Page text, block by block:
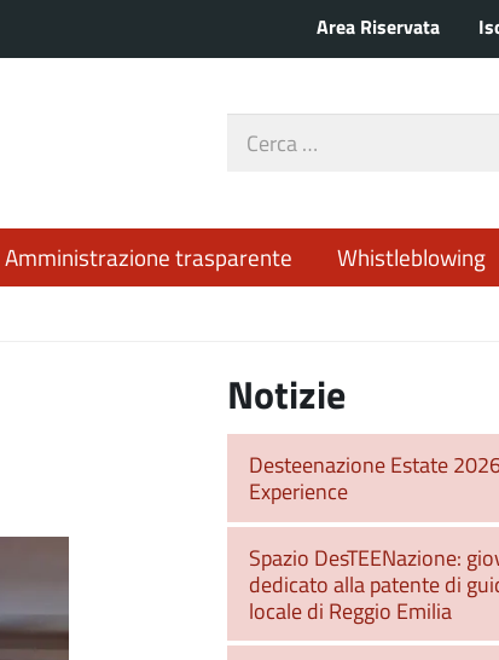
Area Riservata
Cerca
Amministrazione trasparente Whistleblowing
Notizie
Desteenazione Estate
Experience
Spazio DesTEENazione:
dedicato alla patente di
locale di Reggio Emilia